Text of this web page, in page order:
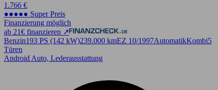
1.766 €
●●●●● Super Preis
Finanzierung möglich
ab 21€ finanzieren ↗
Benzin193 PS (142 kW)239.000 kmEZ 10/1997AutomatikKombi5
Türen
Android Auto, Lederausstattung